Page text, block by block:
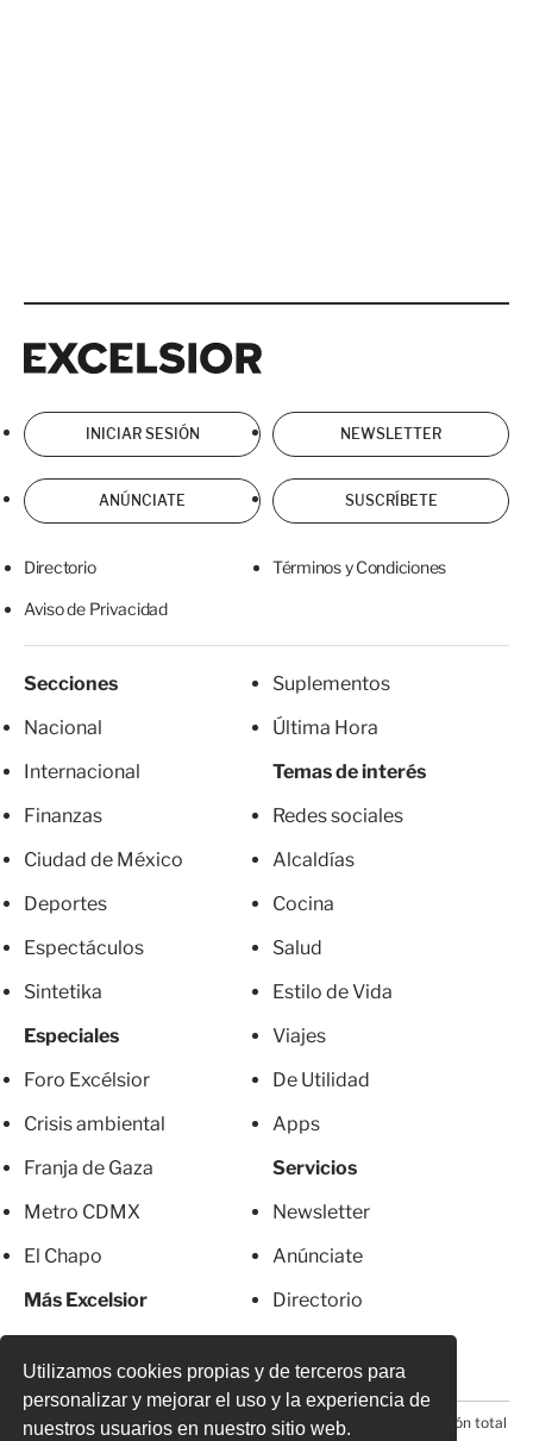
Utilizamos cookies propias y de terceros para
personalizar y mejorar el uso y la experiencia de
nuestros usuarios en nuestro sitio web.
INICIAR SESIÓN NEWSLETTER
ANÚNCIATE SUSCRÍBETE
Directorio Términos y Condiciones
Aviso de Privacidad
Secciones
Nacional
Internacional
Finanzas
Ciudad de México
Deportes
Espectáculos
Sintetika
Especiales
Foro Excélsior
Crisis ambiental
Franja de Gaza
Metro CDMX
El Chapo
Más Excelsior
Suplementos
Última Hora
Temas de interés
Redes sociales
Alcaldías
Cocina
Salud
Estilo de Vida
Viajes
De Utilidad
Apps
Servicios
Newsletter
Anúnciate
Directorio
© 2026 Todos los derechos reservados. Prohibida la reproducción total